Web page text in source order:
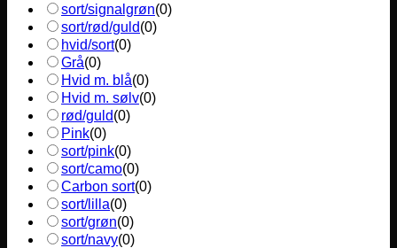
sort/signalgrøn(0)
sort/rød/guld(0)
hvid/sort(0)
Grå(0)
Hvid m. blå(0)
Hvid m. sølv(0)
rød/guld(0)
Pink(0)
sort/pink(0)
sort/camo(0)
Carbon sort(0)
sort/lilla(0)
sort/grøn(0)
sort/navy(0)